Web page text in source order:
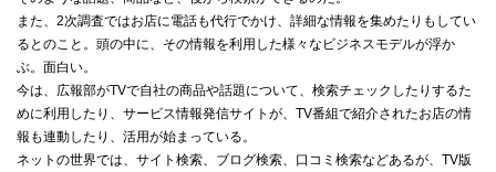
また、2次調査ではお店に電話も代行でかけ、詳細な情報を集めたりもしてい
るとのこと。頭の中に、その情報を利用した様々なビジネスモデルが浮か
ぶ。面白い。
今は、広報部がTVで自社の商品や話題について、検索チェックしたりするた
めに利用したり、サービス情報発信サイトが、TV番組で紹介されたお店の情
報も連動したり、活用が始まっている。
ネットの世界では、サイト検索、ブログ検索、口コミ検索などあるが、TV版